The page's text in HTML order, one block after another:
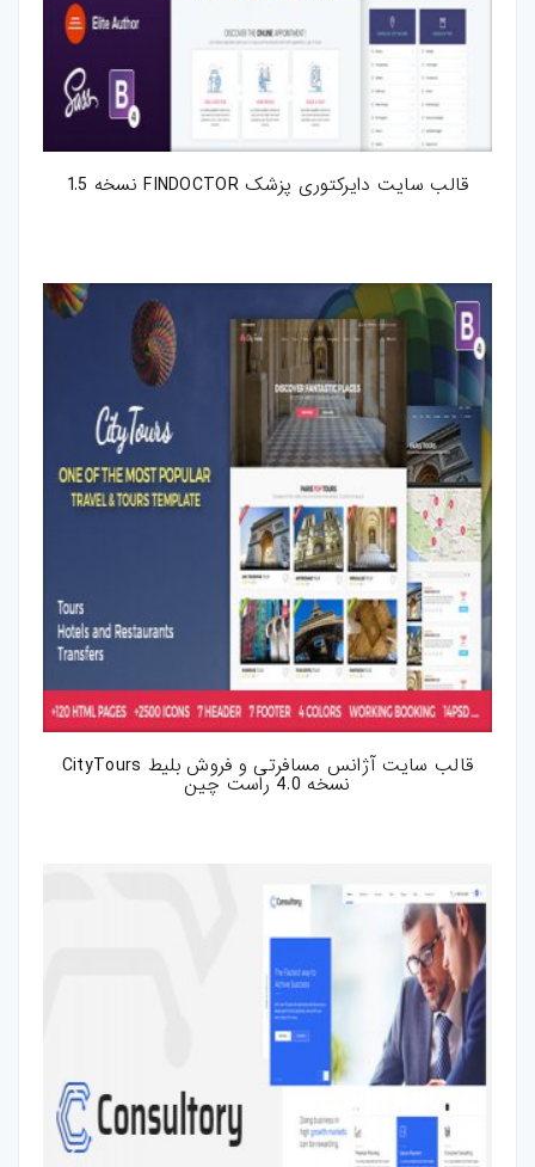
قالب سایت دایرکتوری پزشک FINDOCTOR نسخه 1.5
قالب سایت آژانس مسافرتی و فروش بلیط CityTours
نسخه 4.0 راست چین